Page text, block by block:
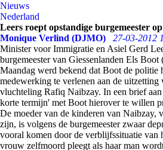
Nieuws
Nederland
Leers roept opstandige burgemeester
Monique Verlind (DJMO)
27-03-2012
Minister voor Immigratie en Asiel Gerd
burgemeester van Giessenlanden Els
Maandag werd bekend dat Boot de politie
medewerking te verlenen aan de uitzetting
vluchteling Rafiq Naibzay. In een brief
korte termijn' met Boot hierover te willen
De moeder van de kinderen van Naibzay,
zijn, is volgens de burgemeester zwaar
vooral komen door de verblijfssituatie van
vrouw zelfmoord pleegt als haar man